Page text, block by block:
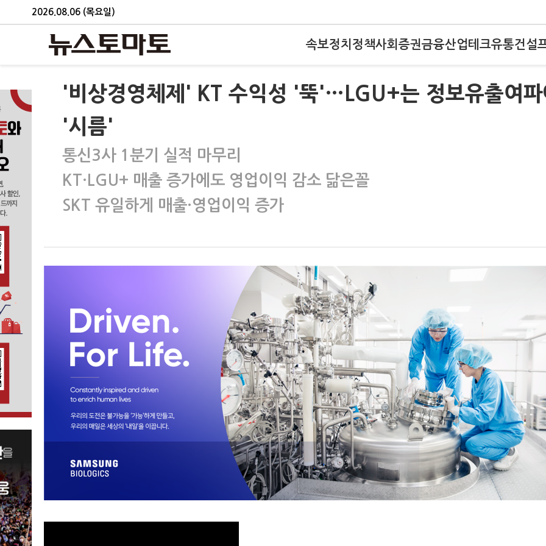
2026.08.06 (목요일)
속보정치 정책사회 증권금융산업테크유통건설
'비상경영체제' KT 수익성 '뚝'…LGU+는 정보유출여
'시름'
통신3사 1분기 실적 마무리
KT·LGU+ 매출 증가에도 영업이익 감소 닮은꼴
SKT 유일하게 매출·영업이익 증가